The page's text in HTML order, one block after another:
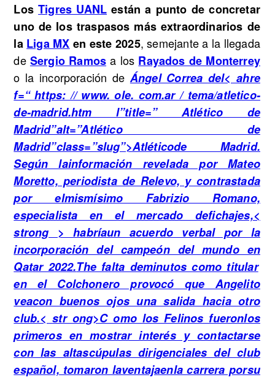
LosTigres UANL están a punto de concretar
uno de los traspasos más extraordinarios de
la Liga MX en este 2025, semejante a la llegada
de Sergio Ramos a los Rayados de Monterrey
o la incorporación de Ángel Correa del< ahre
f=“ https: // www. ole. com.ar / tema/atletico-
de-madrid.htm l”title=” Atlético de
Madrid”alt=”Atlético de
Madrid”class=”slug”>Atléticode Madrid.
Según lainformación revelada por Mateo
Moretto, periodista de Relevo, y contrastada
por elmismísimo Fabrizio Romano,
especialista en el mercado defichajes,<
strong > habríaun acuerdo verbal por la
incorporación del campeón del mundo en
Qatar 2022.The falta deminutos como titular
en el Colchonero provocó que Angelito
veacon buenos ojos una salida hacia otro
club.< str ong>C omo los Felinos fueronlos
primeros en mostrar interés y contactarse
con las altascúpulas dirigenciales del club
español, tomaron laventajaenla carrera porsu